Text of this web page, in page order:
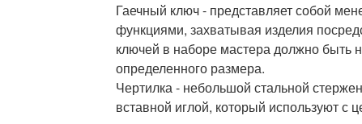
Гаечный ключ - представляет собой
функциями, захватывая изделия
ключей в наборе мастера должно быть
определенного размера.
Чертилка - небольшой стальной
вставной иглой, который используют с